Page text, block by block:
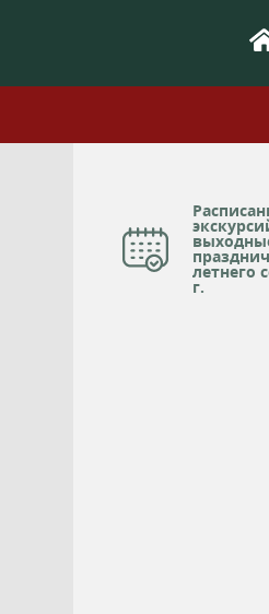
летнего
г.